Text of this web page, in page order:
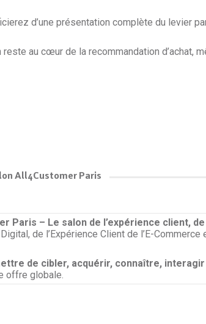
d’une présentation complète du levier
au cœur de la recommandation d’achat,
All4Customer Paris
Paris – Le salon de l’expérience client,
de l’Expérience Client de l’E-Commerce
de cibler, acquérir, connaître,
offre globale.